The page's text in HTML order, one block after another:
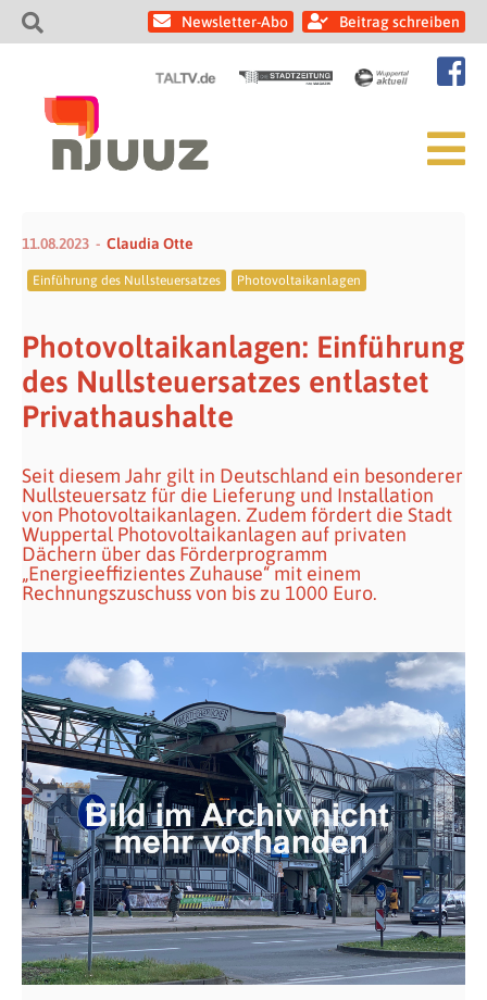
Newsletter-Abo Beitrag schreiben
11.08.2023 Claudia Otte
Einführung des Nullsteuersatzes Photovoltaikanlagen
Photovoltaikanlagen: Einführung
des Nullsteuersatzes entlastet
Privathaushalte
Seit diesem Jahr gilt in Deutschland ein besonderer
Nullsteuersatz für die Lieferung und Installation
von Photovoltaikanlagen. Zudem fördert die Stadt
Wuppertal Photovoltaikanlagen auf privaten
Dächern über das Förderprogramm
„Energieeffizientes Zuhause“ mit einem
Rechnungszuschuss von bis zu 1000 Euro.